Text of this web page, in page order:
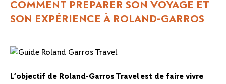
COMMENT PRÉPARER SON VOYAGE ET
SON EXPÉRIENCE À ROLAND-GARROS
L’objectif de Roland-Garros Travel est de faire vivre